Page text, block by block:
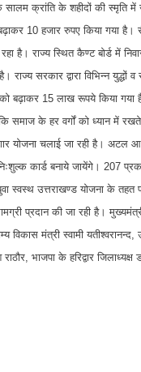
क्रांति के शहीदों की स्मृति में
10 हजार रुपए किया गया है।
है। राज्य स्थित कैण्ट बोर्ड में
राज्य सरकार द्वारा विभिन्न
बढ़ाकर 15 लाख रूपये किया गया
के हर वर्गों को ध्यान में रखते
योजना चलाई जा रही है।
कार्ड बनाये जायेंगे। 207
स्वस्थ उत्तराखण्ड योजना के तहत
प्रदान की जा रही है।
मंत्री स्वामी
भाजपा के हरिद्वार